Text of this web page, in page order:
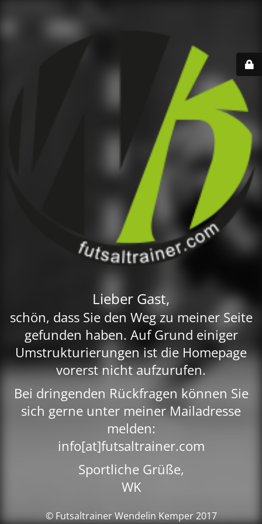
Lieber Gast,
schön, dass Sie den Weg zu meiner Seite
gefunden haben. Auf Grund einiger
Umstrukturierungen ist die Homepage
vorerst nicht aufzurufen.
Bei dringenden Rückfragen können Sie
sich gerne unter meiner Mailadresse
melden:
info[at]futsaltrainer.com
Sportliche Grüße,
WK
© Futsaltrainer Wendelin Kemper 2017